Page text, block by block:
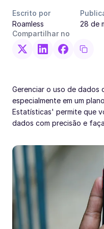
Escrito por
Roamless
28 de
Compartilhar no
Gerenciar o uso de dados
especialmente em um
Estatísticas' permite que
dados com precisão e